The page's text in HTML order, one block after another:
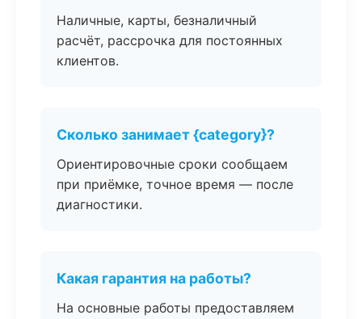
Наличные, карты, безналичный
расчёт, рассрочка для постоянных
клиентов.
Сколько занимает {category}?
Ориентировочные сроки сообщаем
при приёмке, точное время — после
диагностики.
Какая гарантия на работы?
На основные работы предоставляем